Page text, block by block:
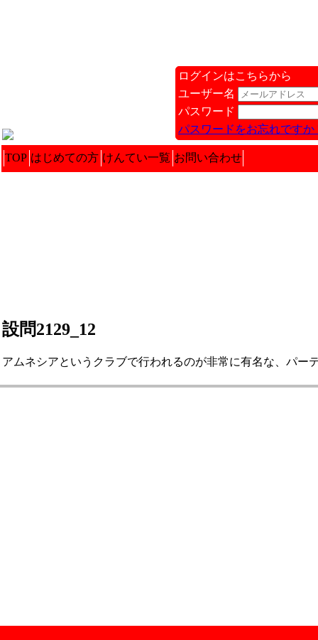
ログインはこちらから
ユーザー名
パスワード
パスワードをお忘れですか
TOP はじめての方 けんてい一覧 お問い合わせ
設問2129_12
アムネシアというクラブで行われるのが非常に有名な、パー